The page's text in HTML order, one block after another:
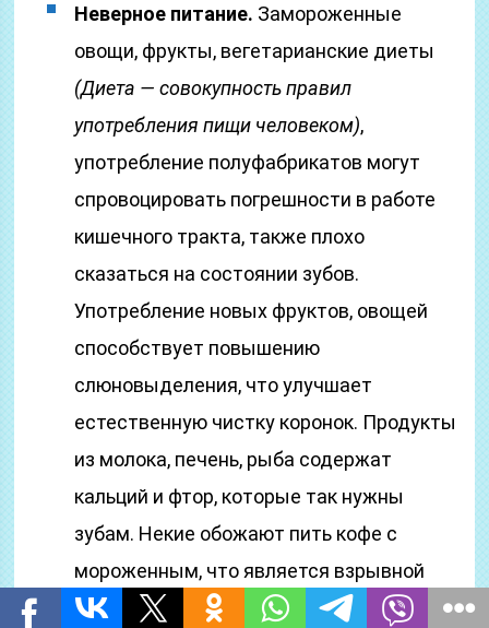
Неверное питание. Замороженные
овощи, фрукты, вегетарианские диеты
(Диета — совокупность правил
употребления пищи человеком),
употребление полуфабрикатов могут
спровоцировать погрешности в работе
кишечного тракта, также плохо
сказаться на состоянии зубов.
Употребление новых фруктов, овощей
способствует повышению
слюновыделения, что улучшает
естественную чистку коронок. Продукты
из молока, печень, рыба содержат
кальций и фтор, которые так нужны
зубам. Некие обожают пить кофе с
мороженным, что является взрывной
консистенцией для эмали: происходит